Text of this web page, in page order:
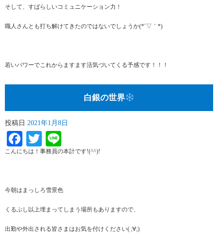
そして、すばらしいコミュニケーション力！
職人さんとも打ち解けてきたのではないでしょうか(*´▽｀*)
若いパワーでこれからますます活気づいてくる予感です！！！
白銀の世界
投稿日 2021年1月8日
Facebook
Twitter
こんにちは！事務員の本計です!(^^)!
今朝はまっしろ雪景色
くるぶし以上埋まってしまう場所もありますので、
出勤や外出される皆さまはお気を付けください( ;∀;)